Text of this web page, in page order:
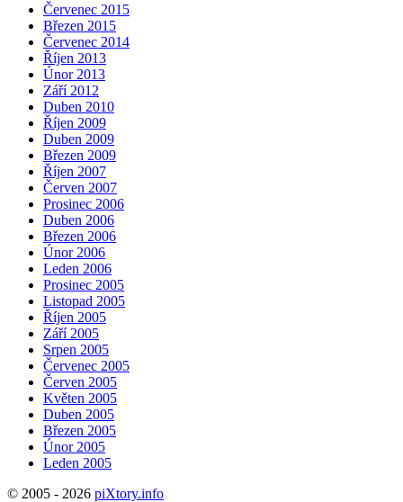
Červenec 2015
Březen 2015
Červenec 2014
Říjen 2013
Únor 2013
Září 2012
Duben 2010
Říjen 2009
Duben 2009
Březen 2009
Říjen 2007
Červen 2007
Prosinec 2006
Duben 2006
Březen 2006
Únor 2006
Leden 2006
Prosinec 2005
Listopad 2005
Říjen 2005
Září 2005
Srpen 2005
Červenec 2005
Červen 2005
Květen 2005
Duben 2005
Březen 2005
Únor 2005
Leden 2005
© 2005 - 2026 piXtory.info